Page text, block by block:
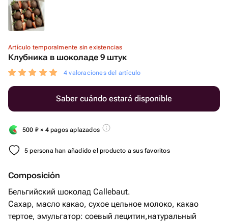
Artículo temporalmente sin existencias
Клубника в шоколаде 9 штук
4 valoraciones del artículo
Saber cuándo estará disponible
500 ₽ × 4 pagos aplazados
5 persona han añadido el producto a sus favoritos
Composición
Бельгийский шоколад Callebaut.
Сахар, масло какао, сухое цельное молоко, какао
тертое, эмульгатор: соевый лецитин,натуральный